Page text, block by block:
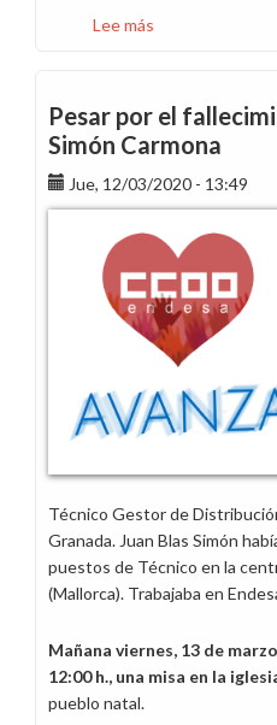
Lee más
dirección
mayor
sensibilidad
en
los
permisos
de
fallecimiento
y
matrimonio
Pesar por el
Simón Carmona
Jue, 12/03/2020 - 13:49
Técnico Gestor de
Granada. Juan Blas Simón
puestos de Técnico en la
(Mallorca). Trabajaba en
Mañana viernes, 13 de
12:00 h., una misa en la
pueblo natal.